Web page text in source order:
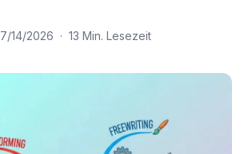
7/14/2026 · 13 Min. Lesezeit